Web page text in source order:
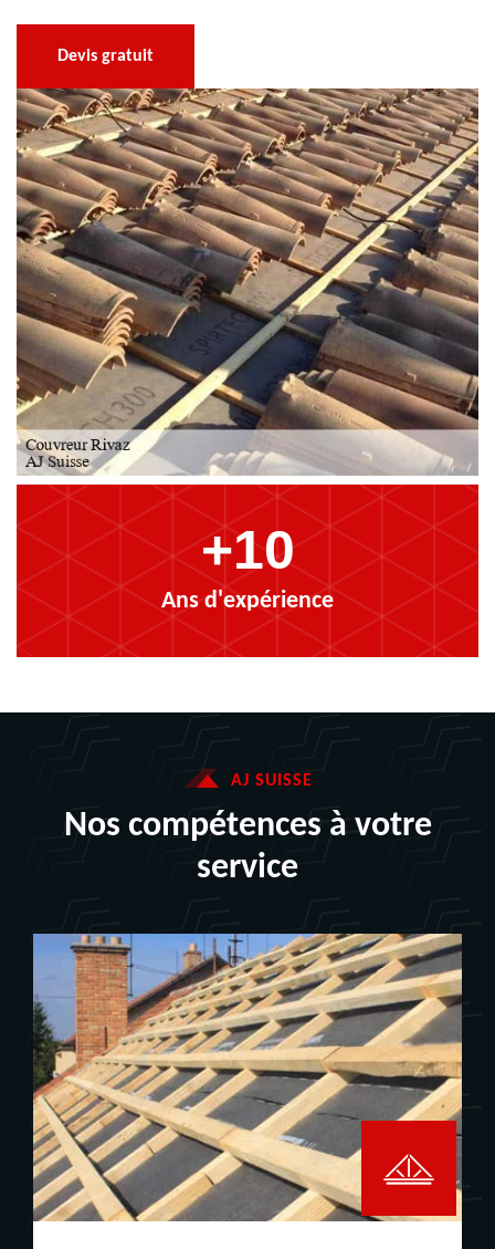
+10
Ans d'expérience
Devis gratuit
AJ SUISSE
Nos compétences à votre
service